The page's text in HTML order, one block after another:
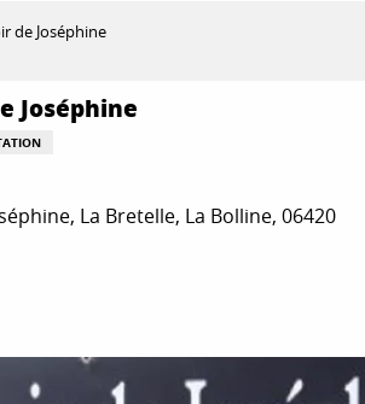
de Joséphine
Joséphine
La Bretelle, La Bolline, 06420
aux favoris